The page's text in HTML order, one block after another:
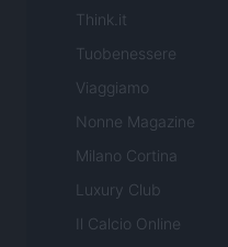
Think.it
Tuobenessere
Viaggiamo
Nonne Magazine
Milano Cortina
Luxury Club
Il Calcio Online